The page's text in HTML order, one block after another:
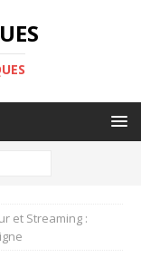
et Streaming :